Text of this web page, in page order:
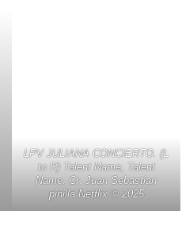
LPV JULIANA CONCIERTO. (L
to R) Talent Name, Talent
Name. Cr. Juan Sebastian
pinilla Netflix ©️ 2025